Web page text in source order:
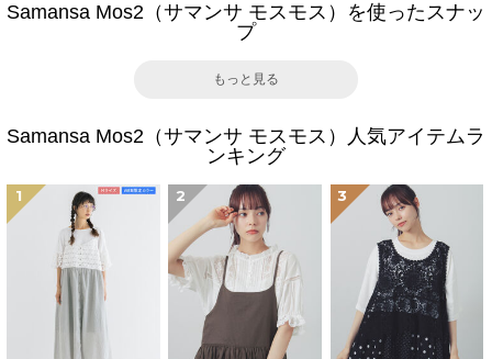
Samansa Mos2（サマンサ モスモス）を使ったスナッ
プ
もっと見る
Samansa Mos2（サマンサ モスモス）人気アイテムラ
ンキング
1 2 3